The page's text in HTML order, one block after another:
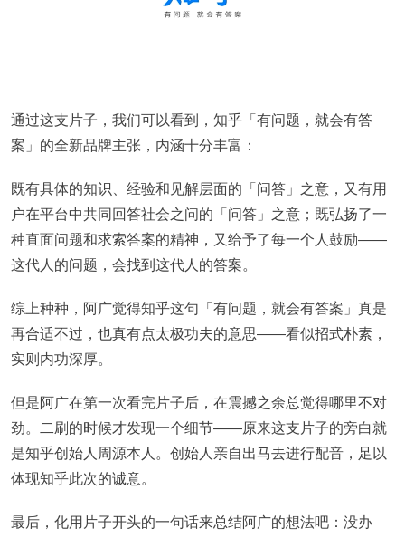
通过这支片子，我们可以看到，知乎「有问题，就会有答
案」的全新品牌主张，内涵十分丰富：
既有具体的知识、经验和见解层面的「问答」之意，又有用
户在平台中共同回答社会之问的「问答」之意；既弘扬了一
种直面问题和求索答案的精神，又给予了每一个人鼓励——
这代人的问题，会找到这代人的答案。
综上种种，阿广觉得知乎这句「有问题，就会有答案」真是
再合适不过，也真有点太极功夫的意思——看似招式朴素，
实则内功深厚。
但是阿广在第一次看完片子后，在震撼之余总觉得哪里不对
劲。二刷的时候才发现一个细节——原来这支片子的旁白就
是知乎创始人周源本人。创始人亲自出马去进行配音，足以
体现知乎此次的诚意。
最后，化用片子开头的一句话来总结阿广的想法吧：没办